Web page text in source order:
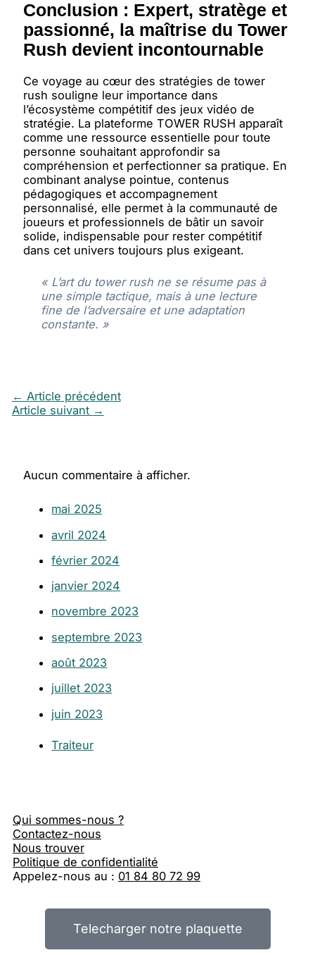
Conclusion : Expert, stratège et
passionné, la maîtrise du Tower
Rush devient incontournable
Ce voyage au cœur des stratégies de tower
rush souligne leur importance dans
l’écosystème compétitif des jeux vidéo de
stratégie. La plateforme TOWER RUSH apparaît
comme une ressource essentielle pour toute
personne souhaitant approfondir sa
compréhension et perfectionner sa pratique. En
combinant analyse pointue, contenus
pédagogiques et accompagnement
personnalisé, elle permet à la communauté de
joueurs et professionnels de bâtir un savoir
solide, indispensable pour rester compétitif
dans cet univers toujours plus exigeant.
« L’art du tower rush ne se résume pas à
une simple tactique, mais à une lecture
fine de l’adversaire et une adaptation
constante. »
← Article précédent
Article suivant →
Aucun commentaire à afficher.
mai 2025
avril 2024
février 2024
janvier 2024
novembre 2023
septembre 2023
août 2023
juillet 2023
juin 2023
Traiteur
Qui sommes-nous ?
Contactez-nous
Nous trouver
Politique de confidentialité
Appelez-nous au : 01 84 80 72 99
Telecharger notre plaquette